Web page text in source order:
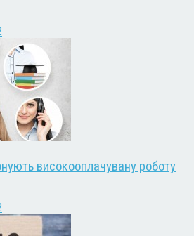
високооплачувану роботу